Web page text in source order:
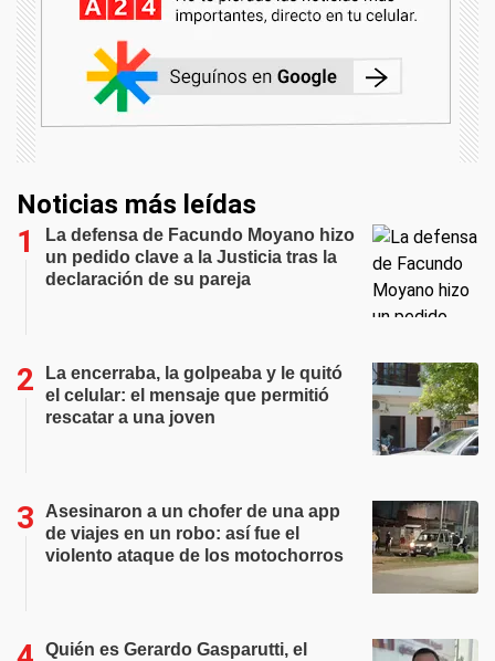
Noticias más leídas
La defensa de Facundo Moyano hizo
un pedido clave a la Justicia tras la
declaración de su pareja
La encerraba, la golpeaba y le quitó
el celular: el mensaje que permitió
rescatar a una joven
Asesinaron a un chofer de una app
de viajes en un robo: así fue el
violento ataque de los motochorros
Quién es Gerardo Gasparutti, el